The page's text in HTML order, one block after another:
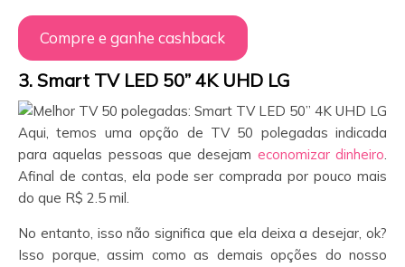
Compre e ganhe cashback
3. Smart TV LED 50” 4K UHD LG
Aqui, temos uma opção de TV 50 polegadas indicada
para aquelas pessoas que desejam economizar dinheiro.
Afinal de contas, ela pode ser comprada por pouco mais
do que R$ 2.5 mil.
No entanto, isso não significa que ela deixa a desejar, ok?
Isso porque, assim como as demais opções do nosso